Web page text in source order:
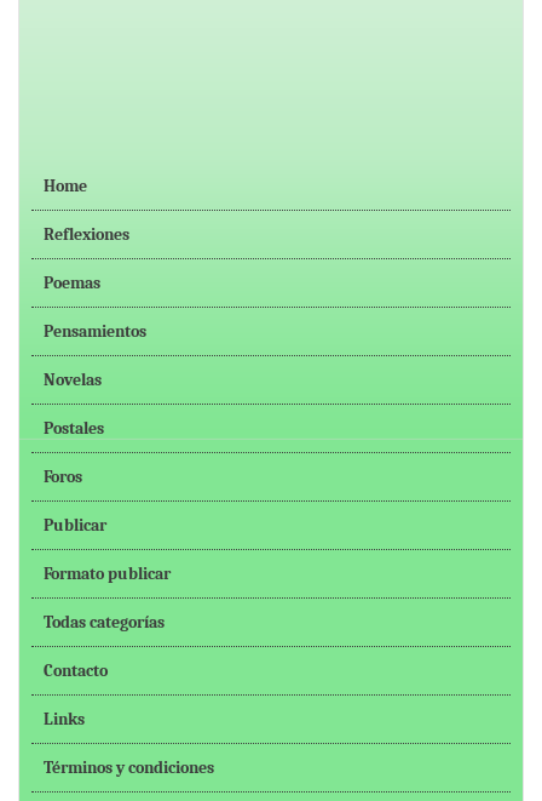
Home
Reflexiones
Poemas
Pensamientos
Novelas
Postales
Foros
Publicar
Formato publicar
Todas categorías
Contacto
Links
Términos y condiciones